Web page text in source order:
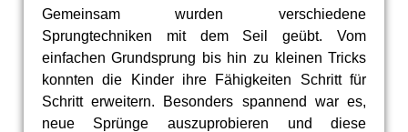
Gemeinsam wurden verschiedene
Sprungtechniken mit dem Seil geübt. Vom
einfachen Grundsprung bis hin zu kleinen Tricks
konnten die Kinder ihre Fähigkeiten Schritt für
Schritt erweitern. Besonders spannend war es,
neue Sprünge auszuprobieren und diese